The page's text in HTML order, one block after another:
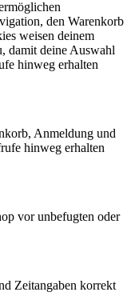
den Warenkorb
weisen deinem
damit deine Auswahl
hinweg erhalten
Anmeldung und
hinweg erhalten
vor unbefugten oder
Zeitangaben korrekt